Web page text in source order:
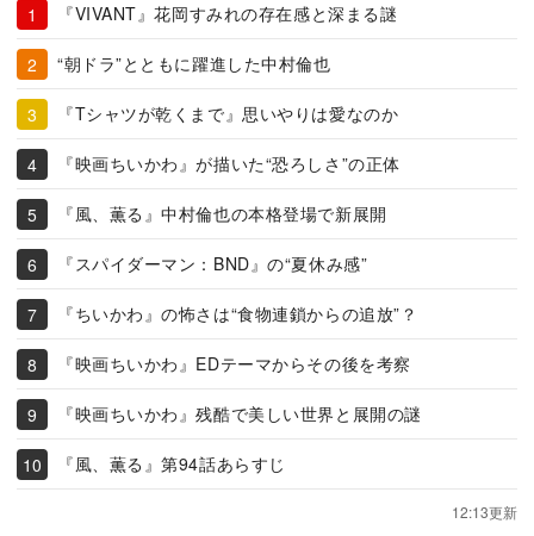
『VIVANT』花岡すみれの存在感と深まる謎
“朝ドラ”とともに躍進した中村倫也
『Tシャツが乾くまで』思いやりは愛なのか
『映画ちいかわ』が描いた“恐ろしさ”の正体
『風、薫る』中村倫也の本格登場で新展開
『スパイダーマン：BND』の“夏休み感”
『ちいかわ』の怖さは“食物連鎖からの追放”？
『映画ちいかわ』EDテーマからその後を考察
『映画ちいかわ』残酷で美しい世界と展開の謎
『風、薫る』第94話あらすじ
12:13更新